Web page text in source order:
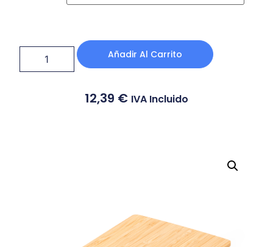
Añadir Al Carrito
12,39 € IVA Incluido